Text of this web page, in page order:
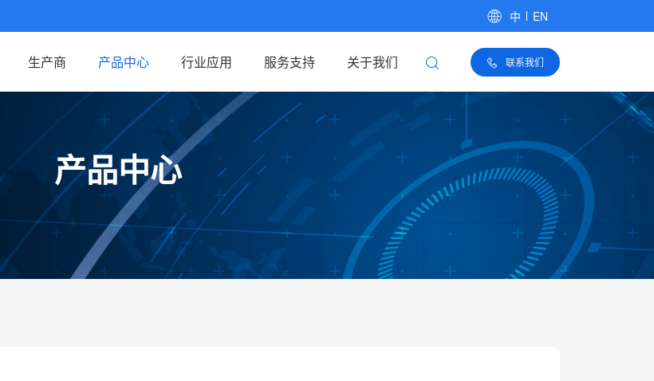
中 EN
生产商 产品中心 行业应用 服务支持 关于我们 联系我们
产品中心